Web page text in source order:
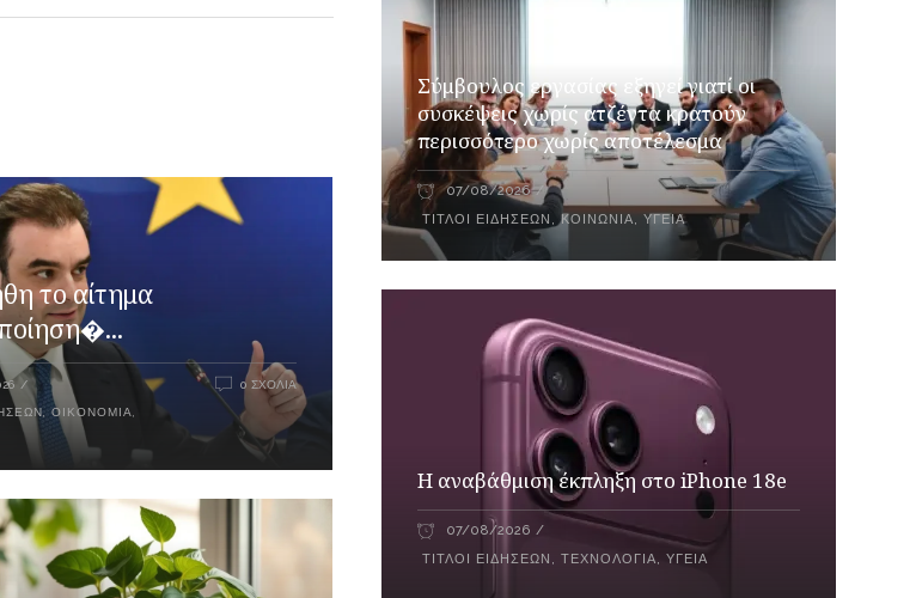
το αίτημα
, ΟΙΚΟΝΟΜΊΑ
0 ΣΧΌΛΙΑ
Σύμβουλος εργασίας εξηγεί γιατί οι
συσκέψεις χωρίς ατζέντα κρατούν
περισσότερο χωρίς αποτέλεσμα
07/08/2026
ΤΊΤΛΟΙ ΕΙΔΉΣΕΩΝ ,ΚΟΙΝΩΝΙΑ,ΥΓΕΊΑ
Η αναβάθμιση έκπληξη στο iPhone 18e
07/08/2026
ΤΊΤΛΟΙ ΕΙΔΉΣΕΩΝ ,ΤΕΧΝΟΛΟΓΊΑ,ΥΓΕΊΑ